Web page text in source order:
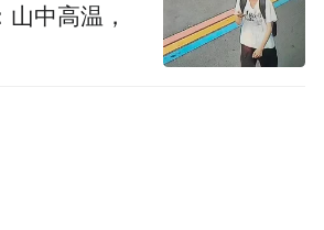
中高温，